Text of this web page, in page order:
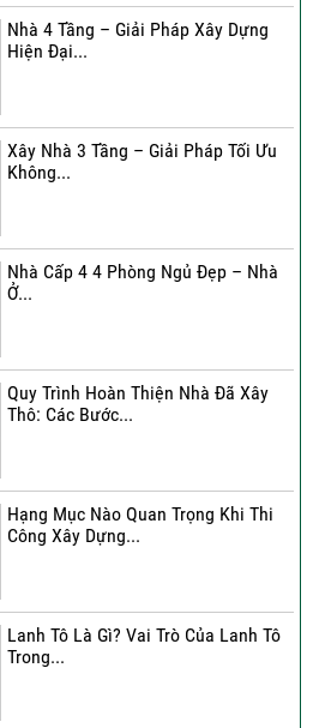
Nhà 4 Tầng – Giải Pháp Xây Dựng
Hiện Đại...
Xây Nhà 3 Tầng – Giải Pháp Tối Ưu
Không...
Nhà Cấp 4 4 Phòng Ngủ Đẹp – Nhà
Ở...
Quy Trình Hoàn Thiện Nhà Đã Xây
Thô: Các Bước...
Hạng Mục Nào Quan Trọng Khi Thi
Công Xây Dựng...
Lanh Tô Là Gì? Vai Trò Của Lanh Tô
Trong...